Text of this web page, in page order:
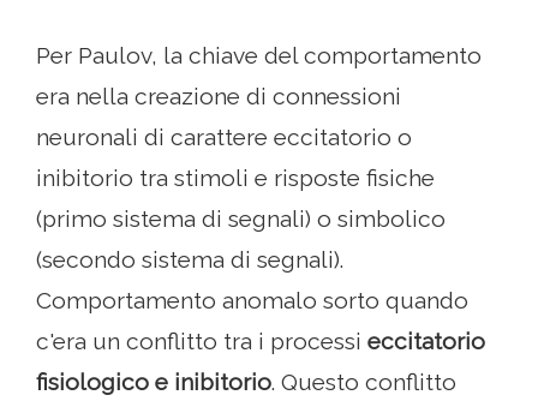
Per Paulov, la chiave del comportamento
era nella creazione di connessioni
neuronali di carattere eccitatorio o
inibitorio tra stimoli e risposte fisiche
(primo sistema di segnali) o simbolico
(secondo sistema di segnali).
Comportamento anomalo sorto quando
c'era un conflitto tra i processi eccitatorio
fisiologico e inibitorio. Questo conflitto